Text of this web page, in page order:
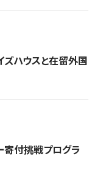
ハウスと在留外国
寄付挑戦プログラ